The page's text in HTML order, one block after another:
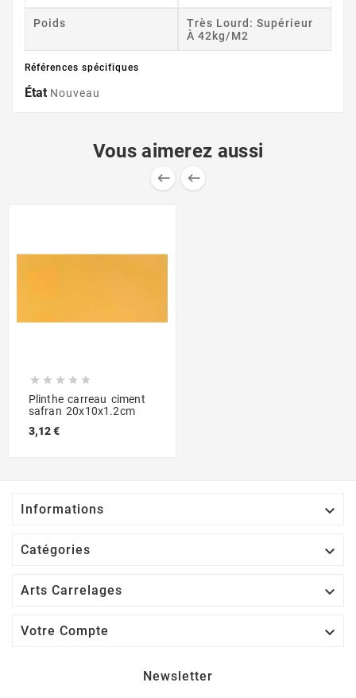
Poids
Très Lourd: Supérieur
À 42kg/m2
Références spécifiques
État Nouveau
Vous aimerez aussi
 
    
Plinthe carreau ciment
safran 20x10x1.2cm
3,12 €
Informations 
Catégories 
Arts Carrelages 
Votre Compte 
Newsletter